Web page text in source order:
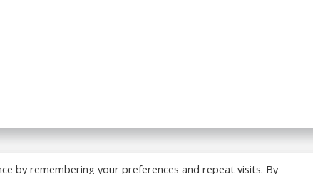
Construit avec WordPress etColibriWP Theme
by remembering your preferences and repeat visits. By